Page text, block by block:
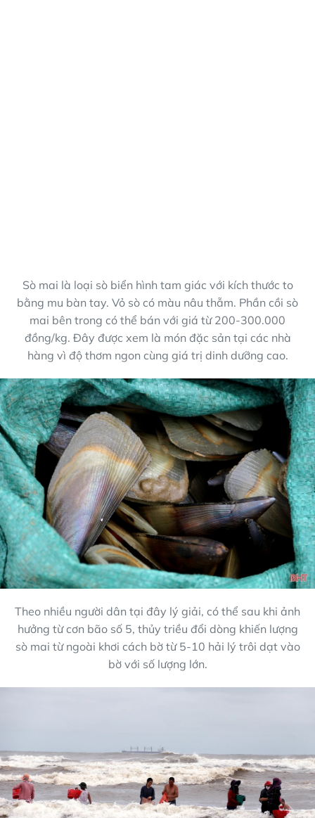
Sò mai là loại sò biển hình tam giác với kích thước to
bằng mu bàn tay. Vỏ sò có màu nâu thẫm. Phần cồi sò
mai bên trong có thể bán với giá từ 200-300.000
đồng/kg. Đây được xem là món đặc sản tại các nhà
hàng vì độ thơm ngon cùng giá trị dinh dưỡng cao.
Theo nhiều người dân tại đây lý giải, có thể sau khi ảnh
hưởng từ cơn bão số 5, thủy triều đổi dòng khiến lượng
sò mai từ ngoài khơi cách bờ từ 5-10 hải lý trôi dạt vào
bờ với số lượng lớn.